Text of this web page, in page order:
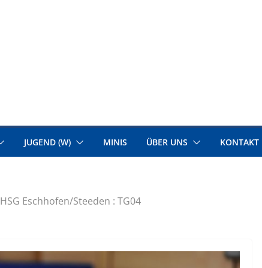
JUGEND (W) MINIS ÜBER UNS KONTAKT
HSG Eschhofen/Steeden : TG04